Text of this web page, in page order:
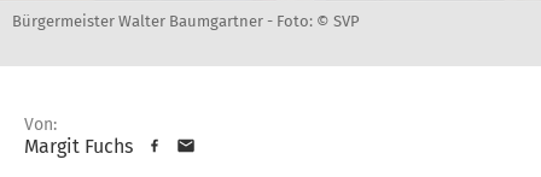
Bürgermeister Walter Baumgartner - Foto: © SVP
Von:
Margit Fuchs